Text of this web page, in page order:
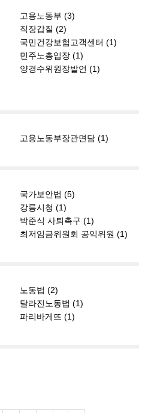
고용노동부 (3)
직장갑질 (2)
국민건강보험고객센터 (1)
민주노총입장 (1)
양경수위원장발언 (1)
고용노동부장관면담 (1)
국가보안법 (5)
강릉시청 (1)
박준식 사퇴촉구 (1)
최저임금위원회 공익위원 (1)
노동법 (2)
달라진노동법 (1)
파리바게뜨 (1)